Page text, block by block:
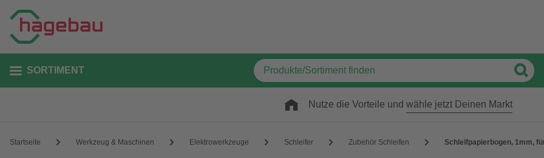
SORTIMENT
Nutze die Vorteile und wähle jetzt Deinen Markt
Startseite Werkzeug & Maschinen Elektrowerkzeuge Schleifer Zubehör Schleifen Schleifpapierbogen, 1mm,